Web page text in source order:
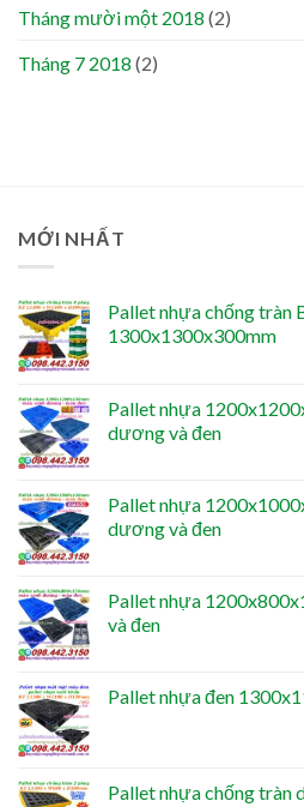
Tháng mười một 2018 (2)
Tháng 7 2018 (2)
MỚI NHẤT
Pallet nhựa chống tràn
1300x1300x300mm
Pallet nhựa
dương và đen
Pallet nhựa
dương và đen
Pallet nhựa
và đen
Pallet nhựa đen
Pallet nhựa chống tràn